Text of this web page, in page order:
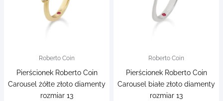
Roberto Coin
Pierścionek Roberto Coin
Carousel żółte złoto diamenty
rozmiar 13
Roberto Coin
Pierścionek Roberto Coin
Carousel białe złoto diamenty
rozmiar 13